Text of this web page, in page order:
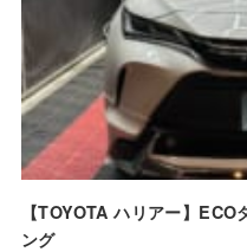
【TOYOTA ハリアー】
ング